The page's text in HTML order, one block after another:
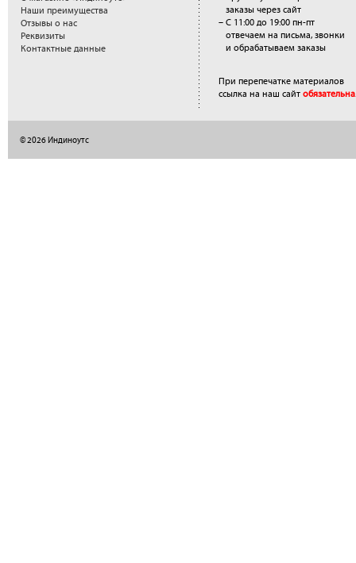
Наши преимущества
Отзывы о нас
Реквизиты
Контактные данные
заказы через сайт
– С 11:00 до 19:00 пн-пт
отвечаем на письма, звонки
и обрабатываем заказы
При перепечатке материалов
ссылка на наш сайт обязательна
© 2026 Индиноутс